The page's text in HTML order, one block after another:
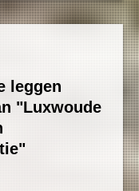
leggen
"Luxwoude